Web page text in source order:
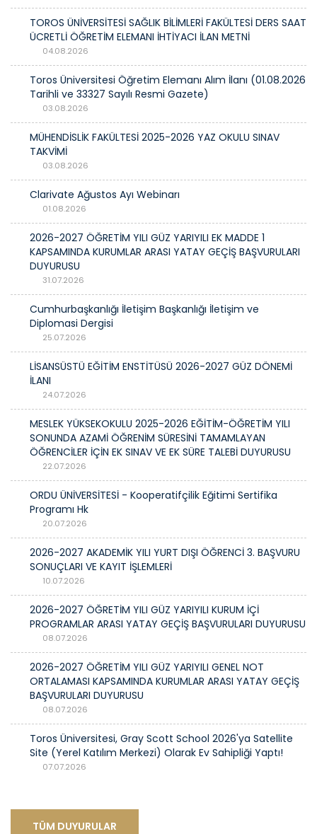
TOROS ÜNİVERSİTESİ SAĞLIK BİLİMLERİ FAKÜLTESİ DERS SAAT
ÜCRETLİ ÖĞRETİM ELEMANI İHTİYACI İLAN METNİ
04.08.2026
Toros Üniversitesi Öğretim Elemanı Alım İlanı (01.08.2026
Tarihli ve 33327 Sayılı Resmi Gazete)
03.08.2026
MÜHENDİSLİK FAKÜLTESİ 2025-2026 YAZ OKULU SINAV
TAKVİMİ
03.08.2026
Clarivate Ağustos Ayı Webinarı
01.08.2026
2026-2027 ÖĞRETİM YILI GÜZ YARIYILI EK MADDE 1
KAPSAMINDA KURUMLAR ARASI YATAY GEÇİŞ BAŞVURULARI
DUYURUSU
31.07.2026
Cumhurbaşkanlığı İletişim Başkanlığı İletişim ve
Diplomasi Dergisi
25.07.2026
LİSANSÜSTÜ EĞİTİM ENSTİTÜSÜ 2026-2027 GÜZ DÖNEMİ
İLANI
24.07.2026
MESLEK YÜKSEKOKULU 2025-2026 EĞİTİM-ÖĞRETİM YILI
SONUNDA AZAMİ ÖĞRENİM SÜRESİNİ TAMAMLAYAN
ÖĞRENCİLER İÇİN EK SINAV VE EK SÜRE TALEBİ DUYURUSU
22.07.2026
ORDU ÜNİVERSİTESİ - Kooperatifçilik Eğitimi Sertifika
Programı Hk
20.07.2026
2026-2027 AKADEMİK YILI YURT DIŞI ÖĞRENCİ 3. BAŞVURU
SONUÇLARI VE KAYIT İŞLEMLERİ
10.07.2026
2026-2027 ÖĞRETİM YILI GÜZ YARIYILI KURUM İÇİ
PROGRAMLAR ARASI YATAY GEÇİŞ BAŞVURULARI DUYURUSU
08.07.2026
2026-2027 ÖĞRETİM YILI GÜZ YARIYILI GENEL NOT
ORTALAMASI KAPSAMINDA KURUMLAR ARASI YATAY GEÇİŞ
BAŞVURULARI DUYURUSU
08.07.2026
Toros Üniversitesi, Gray Scott School 2026'ya Satellite
Site (Yerel Katılım Merkezi) Olarak Ev Sahipliği Yaptı!
07.07.2026
TÜM DUYURULAR